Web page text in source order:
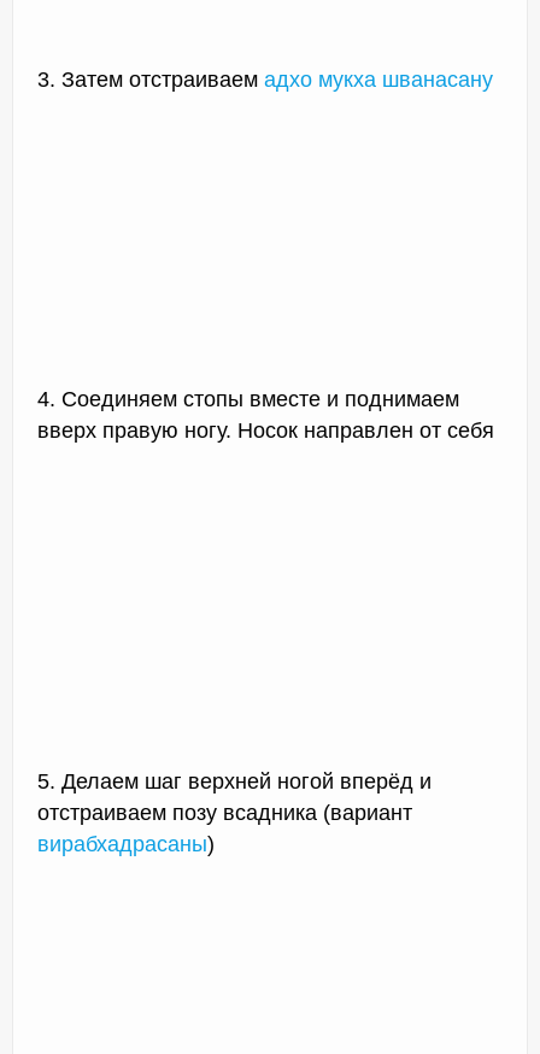
3. Затем отстраиваем адхо мукха шванасану
4. Соединяем стопы вместе и поднимаем
вверх правую ногу. Носок направлен от себя
5. Делаем шаг верхней ногой вперёд и
отстраиваем позу всадника (вариант
вирабхадрасаны)